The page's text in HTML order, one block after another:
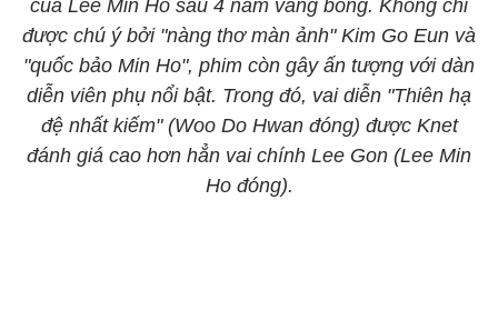
của Lee Min Ho sau 4 năm vắng bóng. Không chỉ
được chú ý bởi "nàng thơ màn ảnh" Kim Go Eun và
"quốc bảo Min Ho", phim còn gây ấn tượng với dàn
diễn viên phụ nổi bật. Trong đó, vai diễn "Thiên hạ
đệ nhất kiếm" (Woo Do Hwan đóng) được Knet
đánh giá cao hơn hẳn vai chính Lee Gon (Lee Min
Ho đóng).